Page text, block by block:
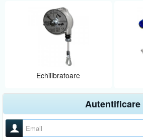
Echilibratoare
Autentificare
Nume utilizator